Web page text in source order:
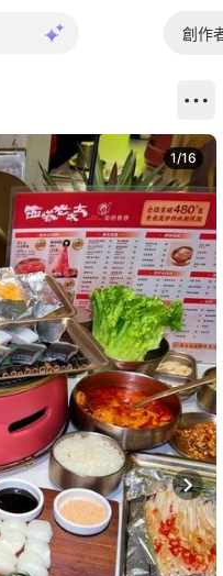
創作
Next
1/16